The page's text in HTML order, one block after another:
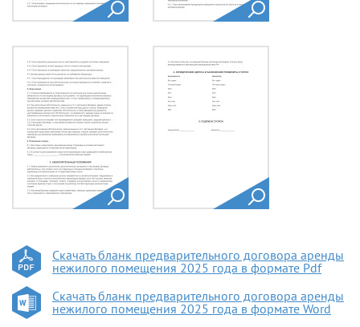
Скачать бланк предварительного договора аренды
нежилого помещения 2025 года в формате Pdf
Скачать бланк предварительного договора аренды
нежилого помещения 2025 года в формате Word